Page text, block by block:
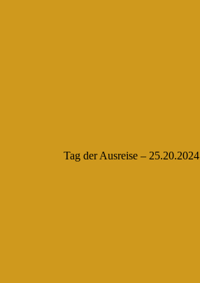
Tag der Ausreise – 25.20.2024